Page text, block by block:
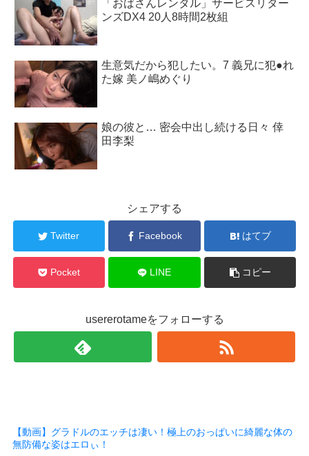
「おばさんレンタル」サービスリター
ンズDX4 20人8時間2枚組
生意気だから犯したい。7 義兄に犯●れ
た嫁 美ノ嶋めぐり
娘の彼と… 密会中出し続ける日々 倖
田李梨
シェアする
Twitter Facebook はてブ
Pocket LINE コピー
usererotameをフォローする
【動画】グラドルのエッチは凄い！極上のおっぱいに綺麗な体の
無防備な姿はエロぃ！